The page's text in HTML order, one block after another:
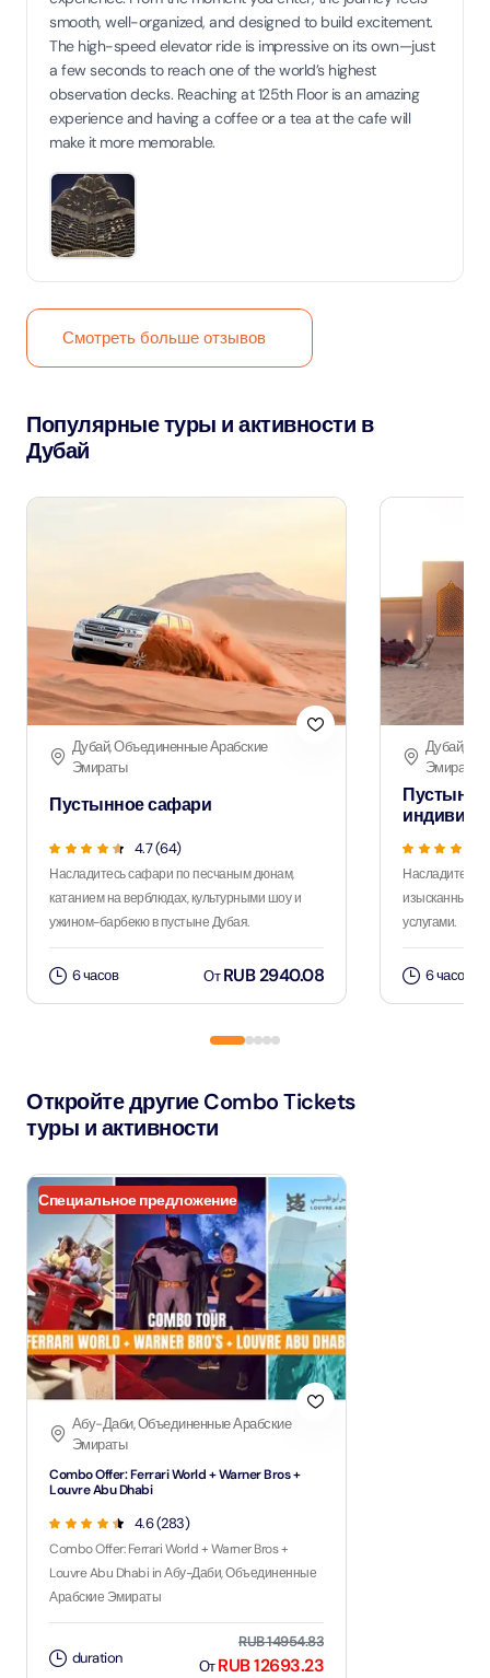
smooth, well-organized, and designed to build excitement.
The high-speed elevator ride is impressive on its own—just
a few seconds to reach one of the world’s highest
observation decks. Reaching at 125th Floor is an amazing
experience and having a coffee or a tea at the cafe will
make it more memorable.
Смотреть больше отзывов
Популярные туры и активности в
Дубай
Дубай, Объединенные Арабские
Эмираты
Пустынное сафари
4.7 (64)
Насладитесь сафари по песчаным дюнам,
катанием на верблюдах, культурными шоу и
ужином-барбекю в пустыне Дубая.
6 часов ОтRUB 2940.08
Дубай,
Эмираты
Насладитесь
изысканным
услугами.
6 часов
Откройте другие Combo Tickets
туры и активности
Специальное предложение
Абу-Даби, Объединенные Арабские
Эмираты
Combo Offer: Ferrari World + Warner Bros +
Louvre Abu Dhabi
4.6 (283)
Combo Offer: Ferrari World + Warner Bros +
Louvre Abu Dhabi in Абу-Даби, Объединенные
Арабские Эмираты
duration
RUB 14954.83
ОтRUB 12693.23